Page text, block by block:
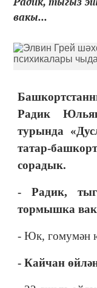
вакы...
Радик
турында
татар-
сорадык.
- Радик,
тормышка
- Юк, гомумән
- Кайчан